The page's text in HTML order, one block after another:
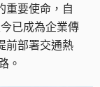
重要使命，自
已成為企業傳
前部署交通熱
。